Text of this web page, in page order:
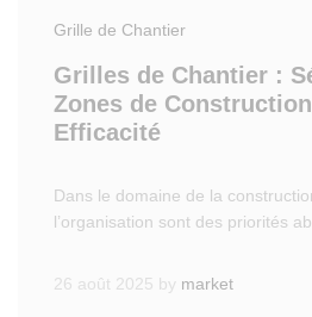
Grille de Chantier
Grilles de Chantier :
Zones de
Efficacité
Dans le domaine de la
l’organisation sont des priorités
26 août 2025 by market